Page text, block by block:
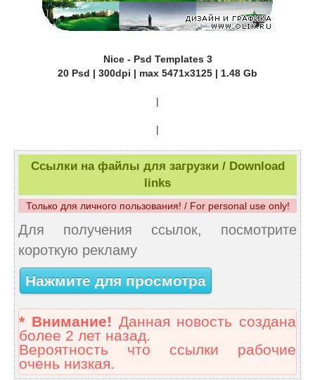
Nice - Psd Templates 3
20 Psd | 300dpi | max 5471x3125 | 1.48 Gb
|
|
Ссылки на файлы для загрузки / Download
links
Только для личного пользования! / For personal use only!
Для получения ссылок, посмотрите
короткую рекламу
Нажмите для просмотра
* Внимание! Данная новость создана
более 2 лет назад.
Вероятность что ссылки рабочие
очень низкая.